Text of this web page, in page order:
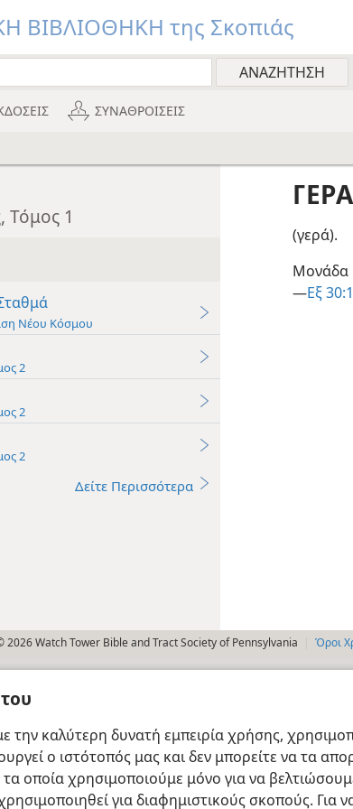
την καλύτερη δυνατή εμπειρία χρήσης,
ο ιστότοπός μας και δεν μπορείτε να τα
οποία χρησιμοποιούμε μόνο για να
για διαφημιστικούς σκοπούς. Για
ΒΙΒΛΙΟΘΗΚΗ της Σκοπιάς
ΣΥΝΑΘΡΟΙΣΕΙΣ
Τόμος 1
Νέου Κόσμου
2
2
2
Δείτε Περισσότερα
ΓΕΡΑ
(γερά).
Μονάδα
—Εξ
2026 Watch Tower Bible and Tract Society of Pennsylvania Όροι